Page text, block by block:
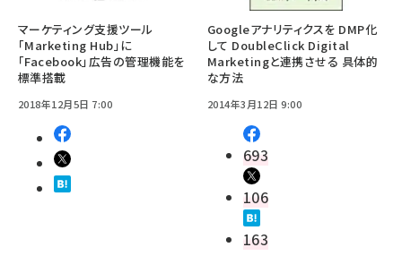
マーケティング支援ツール
「Marketing Hub」に
「Facebook」広告の管理機能を
標準搭載
2018年12月5日 7:00
Googleアナリティクスを DMP化
して DoubleClick Digital
Marketingと連携させる 具体的
な方法
2014年3月12日 9:00
693
106
163